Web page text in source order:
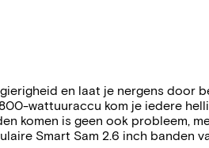
en laat je nergens door
wattuuraccu kom je iedere
komen is geen ook probleem,
Smart Sam 2.6 inch banden